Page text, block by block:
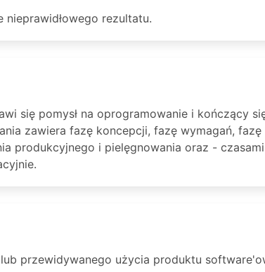
nieprawidłowego rezultatu.
się pomysł na oprogramowanie i kończący
zawiera fazę koncepcji, fazę wymagań,
produkcyjnego i pielęgnowania oraz -
przewidywanego użycia produktu